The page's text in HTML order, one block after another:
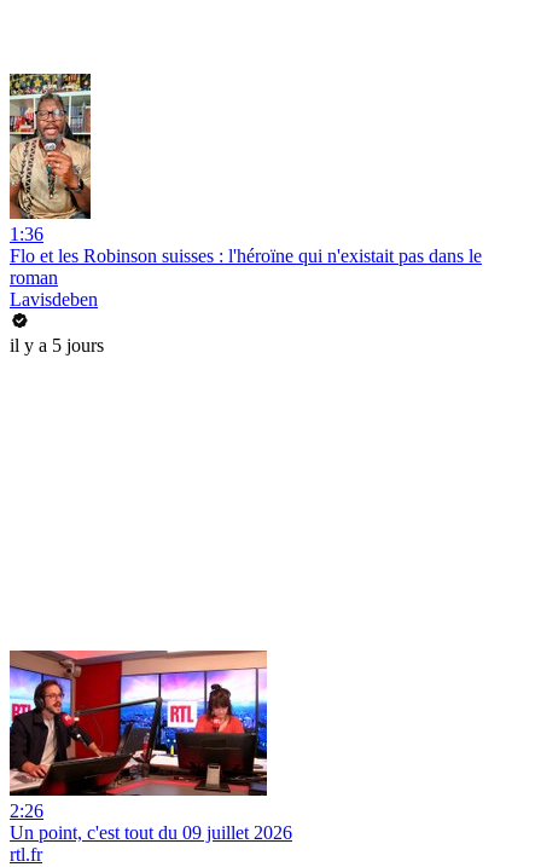
1:36
Flo et les Robinson suisses : l'héroïne qui n'existait pas dans le
roman
Lavisdeben
il y a 5 jours
2:26
Un point, c'est tout du 09 juillet 2026
rtl.fr